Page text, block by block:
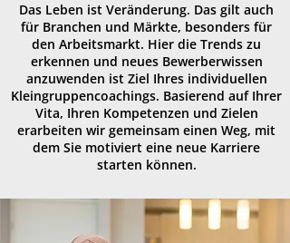
Das Leben ist Veränderung. Das gilt auch
für Branchen und Märkte, besonders für
den Arbeitsmarkt. Hier die Trends zu
erkennen und neues Bewerberwissen
anzuwenden ist Ziel Ihres individuellen
Kleingruppencoachings. Basierend auf Ihrer
Vita, Ihren Kompetenzen und Zielen
erarbeiten wir gemeinsam einen Weg, mit
dem Sie motiviert eine neue Karriere
starten können.